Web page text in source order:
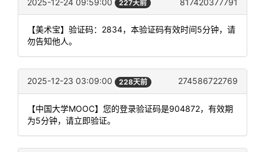
2025-12-24 09:59:00 227天前 817420377791
【美术宝】验证码：2834，本验证码有效时间5分钟，请
勿告知他人。
2025-12-23 03:09:00 228天前 274586722769
【中国大学MOOC】您的登录验证码是904872，有效期
为5分钟，请立即验证。